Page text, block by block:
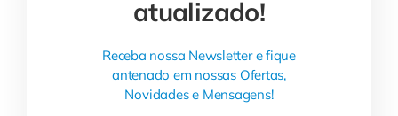
atualizado!
Receba nossa Newsletter e fique
antenado em nossas Ofertas,
Novidades e Mensagens!